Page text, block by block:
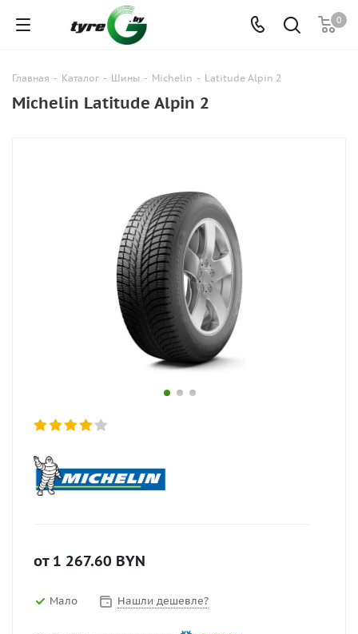
0
Главная - Каталог - Шины - Michelin - Latitude Alpin 2
Michelin Latitude Alpin 2
от 1 267.60 BYN
Мало Нашли дешевле?